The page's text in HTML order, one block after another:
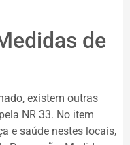
de
existem outras
NR 33. No item
e saúde nestes locais,